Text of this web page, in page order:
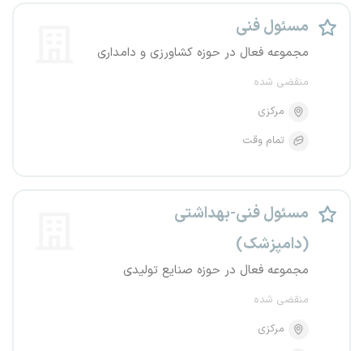
مسئول فنی
مجموعه فعال در حوزه کشاورزی و دامداری
منقضی شده
مرکزی
تمام وقت
مسئول فنی-بهداشتی
(دامپزشک)
مجموعه فعال در حوزه صنایع تولیدی
منقضی شده
مرکزی